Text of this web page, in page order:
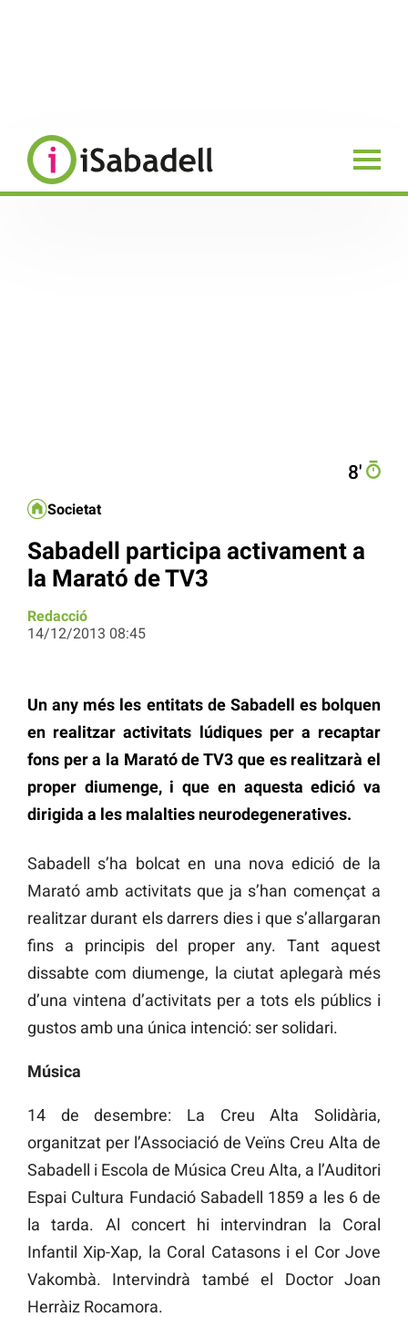
8′
Societat
Sabadell participa activament a
la Marató de TV3
Redacció
14/12/2013 08:45
Un any més les entitats de Sabadell es bolquen
en realitzar activitats lúdiques per a recaptar
fons per a la Marató de TV3 que es realitzarà el
proper diumenge, i que en aquesta edició va
dirigida a les malalties neurodegeneratives.
Sabadell s’ha bolcat en una nova edició de la
Marató amb activitats que ja s’han començat a
realitzar durant els darrers dies i que s’allargaran
fins a principis del proper any. Tant aquest
dissabte com diumenge, la ciutat aplegarà més
d’una vintena d’activitats per a tots els públics i
gustos amb una única intenció: ser solidari.
Música
14 de desembre: La Creu Alta Solidària,
organitzat per l’Associació de Veïns Creu Alta de
Sabadell i Escola de Música Creu Alta, a l’Auditori
Espai Cultura Fundació Sabadell 1859 a les 6 de
la tarda. Al concert hi intervindran la Coral
Infantil Xip-Xap, la Coral Catasons i el Cor Jove
Vakombà. Intervindrà també el Doctor Joan
Herràiz Rocamora.